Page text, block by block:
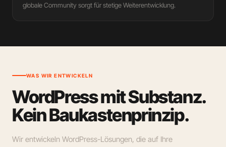
globale Community sorgt für stetige Weiterentwicklung.
WAS WIR ENTWICKELN
WordPress mit Substanz.
Kein Baukastenprinzip.
Wir entwickeln WordPress-Lösungen, die auf Ihre